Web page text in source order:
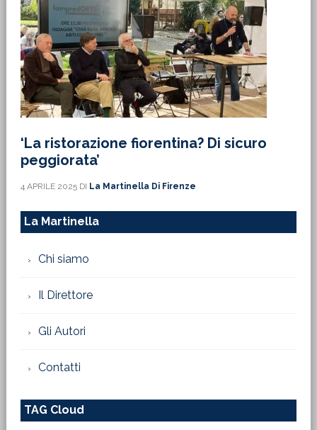
‘La ristorazione fiorentina? Di sicuro
peggiorata’
4 APRILE 2025DI La Martinella Di Firenze
La Martinella
Chi siamo
Il Direttore
Gli Autori
Contatti
TAG Cloud